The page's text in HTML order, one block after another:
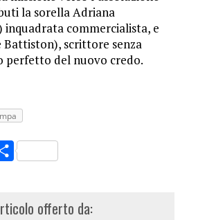
la sorella Adriana
inquadrata commercialista, e
Battiston), scrittore senza
perfetto del nuovo credo.
Share
offerto da: